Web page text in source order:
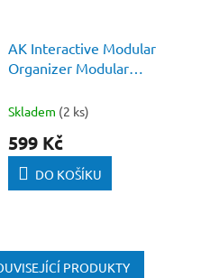
AK Interactive Modular
Organizer Modular
Skladem (2 ks)
599 Kč
DO KOŠÍKU
PRODUKTY